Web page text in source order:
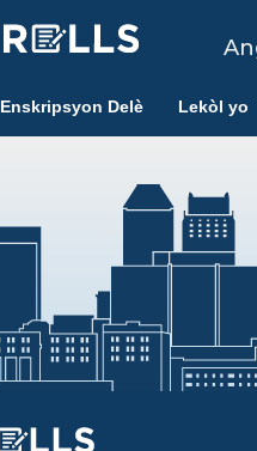
Enskripsyon Delè Lekòl yo